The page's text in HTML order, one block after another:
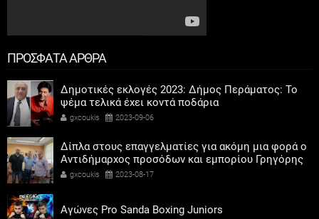
ΠΡΟΣΦΑΤΑ ΑΡΘΡΑ
Δημοτικές εκλογές 2023: Δήμος Περάματος: Το
ψέμα τελικά έχει κοντά ποδάρια
gxcoukis 2023-09-06
Δίπλα στους επαγγελματίες για ακόμη μια φορά ο
Αντιδήμαρχος προσόδων και εμπορίου Γρηγόρης
Καψοκόλης
gxcoukis 2023-08-17
Αγώνες Pro Sanda Boxing Juniors